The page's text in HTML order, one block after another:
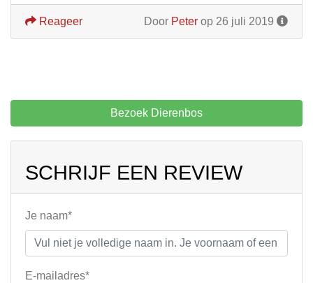
Door Peter op 26 juli 2019
Reageer
Bezoek Dierenbos
SCHRIJF EEN REVIEW
Je naam*
E-mailadres*